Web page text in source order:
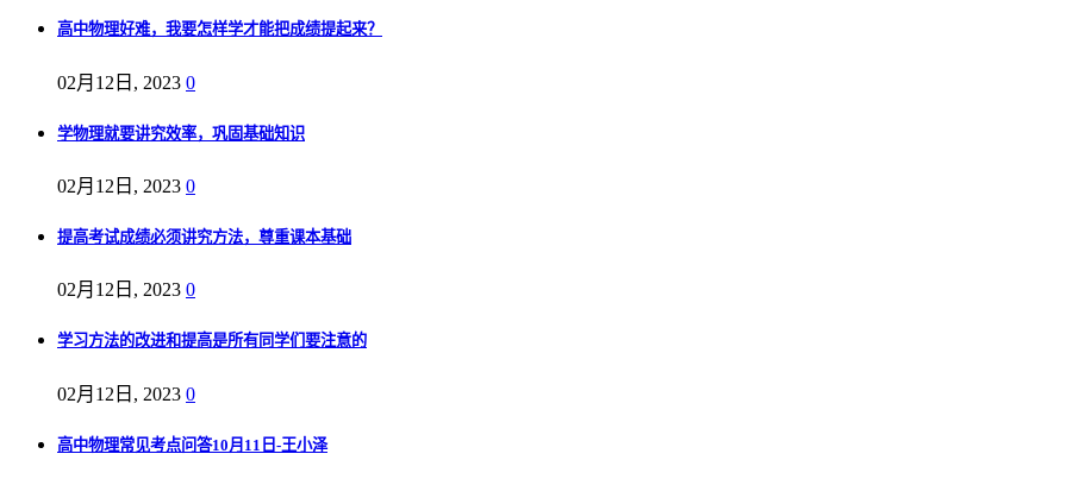
高中物理好难，我要怎样学才能把成绩提起来？
02月12日, 2023 0
学物理就要讲究效率，巩固基础知识
02月12日, 2023 0
提高考试成绩必须讲究方法，尊重课本基础
02月12日, 2023 0
学习方法的改进和提高是所有同学们要注意的
02月12日, 2023 0
高中物理常见考点问答10月11日-王小泽